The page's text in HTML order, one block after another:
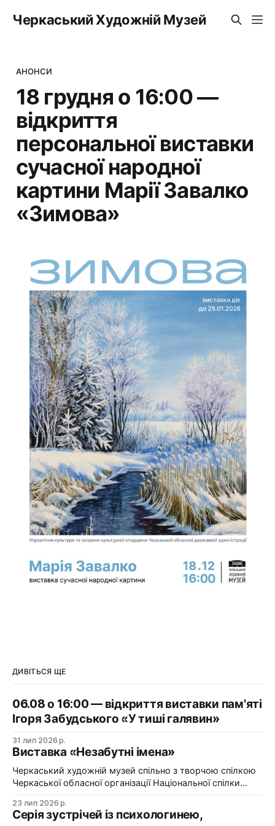
Черкаський Художній Музей
АНОНСИ
18 грудня о 16:00 —
відкриття
персональної виставки
сучасної народної
картини Марії Завалко
«Зимова»
ДИВІТЬСЯ ЩЕ
06.08 о 16:00 — відкриття виставки пам'яті
Ігоря Забудського «У тиші галявин»
31 лип 2026 р.
Виставка «Незабутні імена»
Черкаський художній музей спільно з творчою спілкою
Черкаської обласної організації Національної спілки
імена». Виставка «Незабутні імена» — це мистецька
подорож у творчий спадок художників Черкащини, чий
23 лип 2026 р.
Серія зустрічей із психологинею,